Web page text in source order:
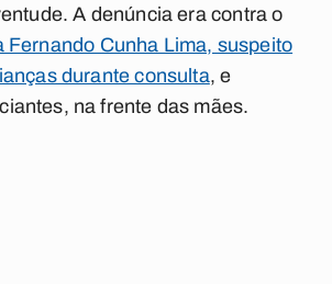
A denúncia era contra o
Fernando Cunha Lima, suspeito
durante consulta, e
na frente das mães.